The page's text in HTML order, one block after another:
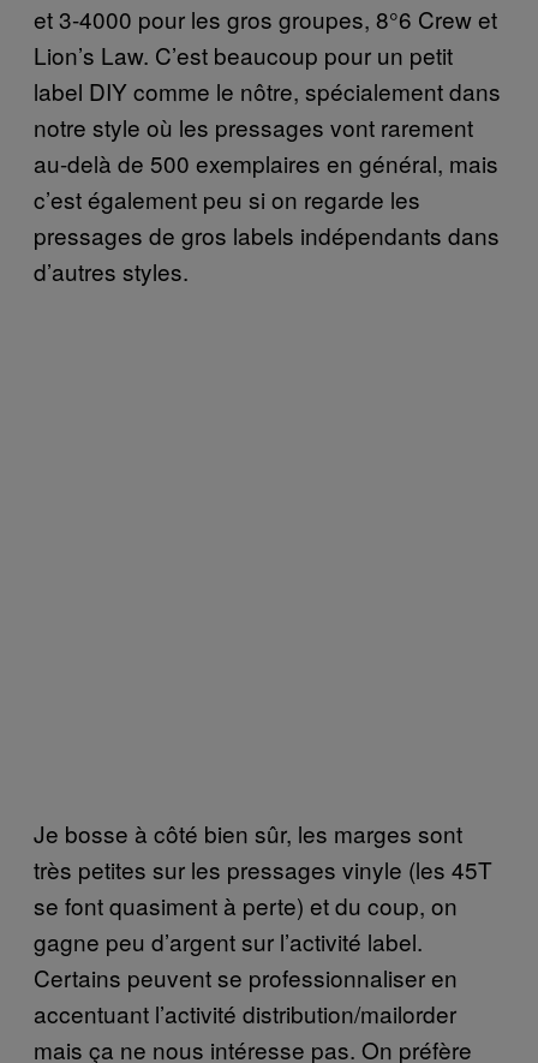
et 3-4000 pour les gros groupes, 8°6 Crew et
Lion’s Law. C’est beaucoup pour un petit
label DIY comme le nôtre, spécialement dans
notre style où les pressages vont rarement
au-delà de 500 exemplaires en général, mais
c’est également peu si on regarde les
pressages de gros labels indépendants dans
d’autres styles.
Je bosse à côté bien sûr, les marges sont
très petites sur les pressages vinyle (les 45T
se font quasiment à perte) et du coup, on
gagne peu d’argent sur l’activité label.
Certains peuvent se professionnaliser en
accentuant l’activité distribution/mailorder
mais ça ne nous intéresse pas. On préfère